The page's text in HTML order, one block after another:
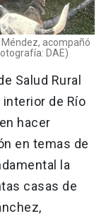
Méndez, acompañó
DAE)
Salud Rural
de Río
hacer
en temas de
la
casas de